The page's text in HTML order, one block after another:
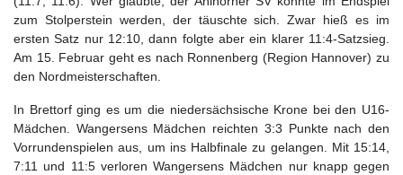
zum Stolperstein werden, der täuschte sich. Zwar hieß es im
ersten Satz nur 12:10, dann folgte aber ein klarer 11:4-Satzsieg.
Am 15. Februar geht es nach Ronnenberg (Region Hannover) zu
den Nordmeisterschaften.
In Brettorf ging es um die niedersächsische Krone bei den U16-
Mädchen. Wangersens Mädchen reichten 3:3 Punkte nach den
Vorrundenspielen aus, um ins Halbfinale zu gelangen. Mit 15:14,
7:11 und 11:5 verloren Wangersens Mädchen nur knapp gegen